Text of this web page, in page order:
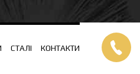
СТАЛІ КОНТАКТИ